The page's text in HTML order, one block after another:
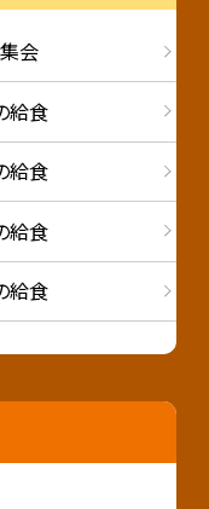
会
給食
給食
給食
給食